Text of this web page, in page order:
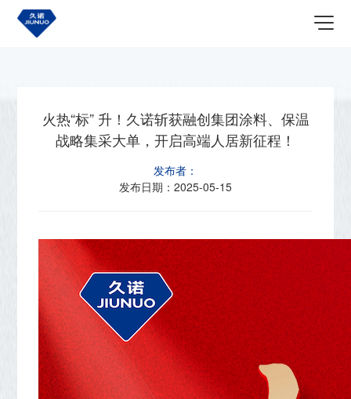
首页 关于我们
火热“标” 升！久诺斩获融创集团涂料、保温
战略集采大单，开启高端人居新征程！
发布者：
发布日期： 2025-05-15